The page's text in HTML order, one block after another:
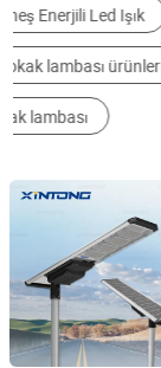
Güneş Işığı
Sokak Lambası
LED Bahçe
Yangzhou
Jiangsu, China